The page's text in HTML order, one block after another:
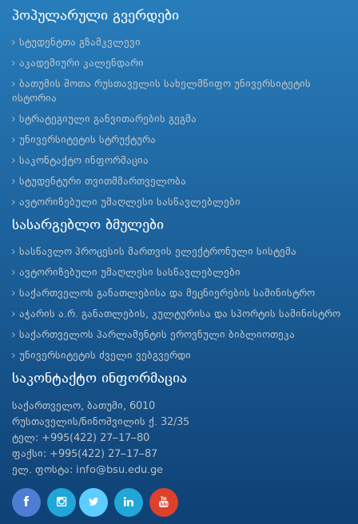
პოპულარული გვერდები
სტუდენტთა გზამკვლევი
აკადემიური კალენდარი
ბათუმის შოთა რუსთაველის სახელმწიფო უნივერსიტეტის
ისტორია
სტრატეგიული განვითარების გეგმა
უნივერსიტეტის სტრუქტურა
საკონტაქტო ინფორმაცია
სტუდენტური თვითმმართველობა
ავტორიზებული უმაღლესი სასწავლებლები
სასარგებლო ბმულები
სასწავლო პროცესის მართვის ელექტრონული სისტემა
ავტორიზებული უმაღლესი სასწავლებლები
საქართველოს განათლებისა და მეცნიერების სამინისტრო
აჭარის ა.რ. განათლების, კულტურისა და სპორტის სამინისტრო
საქართველოს პარლამენტის ეროვნული ბიბლიოთეკა
უნივერსიტეტის ძველი ვებგვერდი
საკონტაქტო ინფორმაცია
საქართველო, ბათუმი, 6010
რუსთაველის/ნინოშვილის ქ. 32/35
ტელ: +995(422) 27–17–80
ფაქსი: +995(422) 27–17–87
ელ. ფოსტა: info@bsu.edu.ge